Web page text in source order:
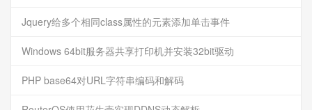
Jquery给多个相同class属性的元素添加单击事件
Windows 64bit服务器共享打印机并安装32bit驱动
PHP base64对URL字符串编码和解码